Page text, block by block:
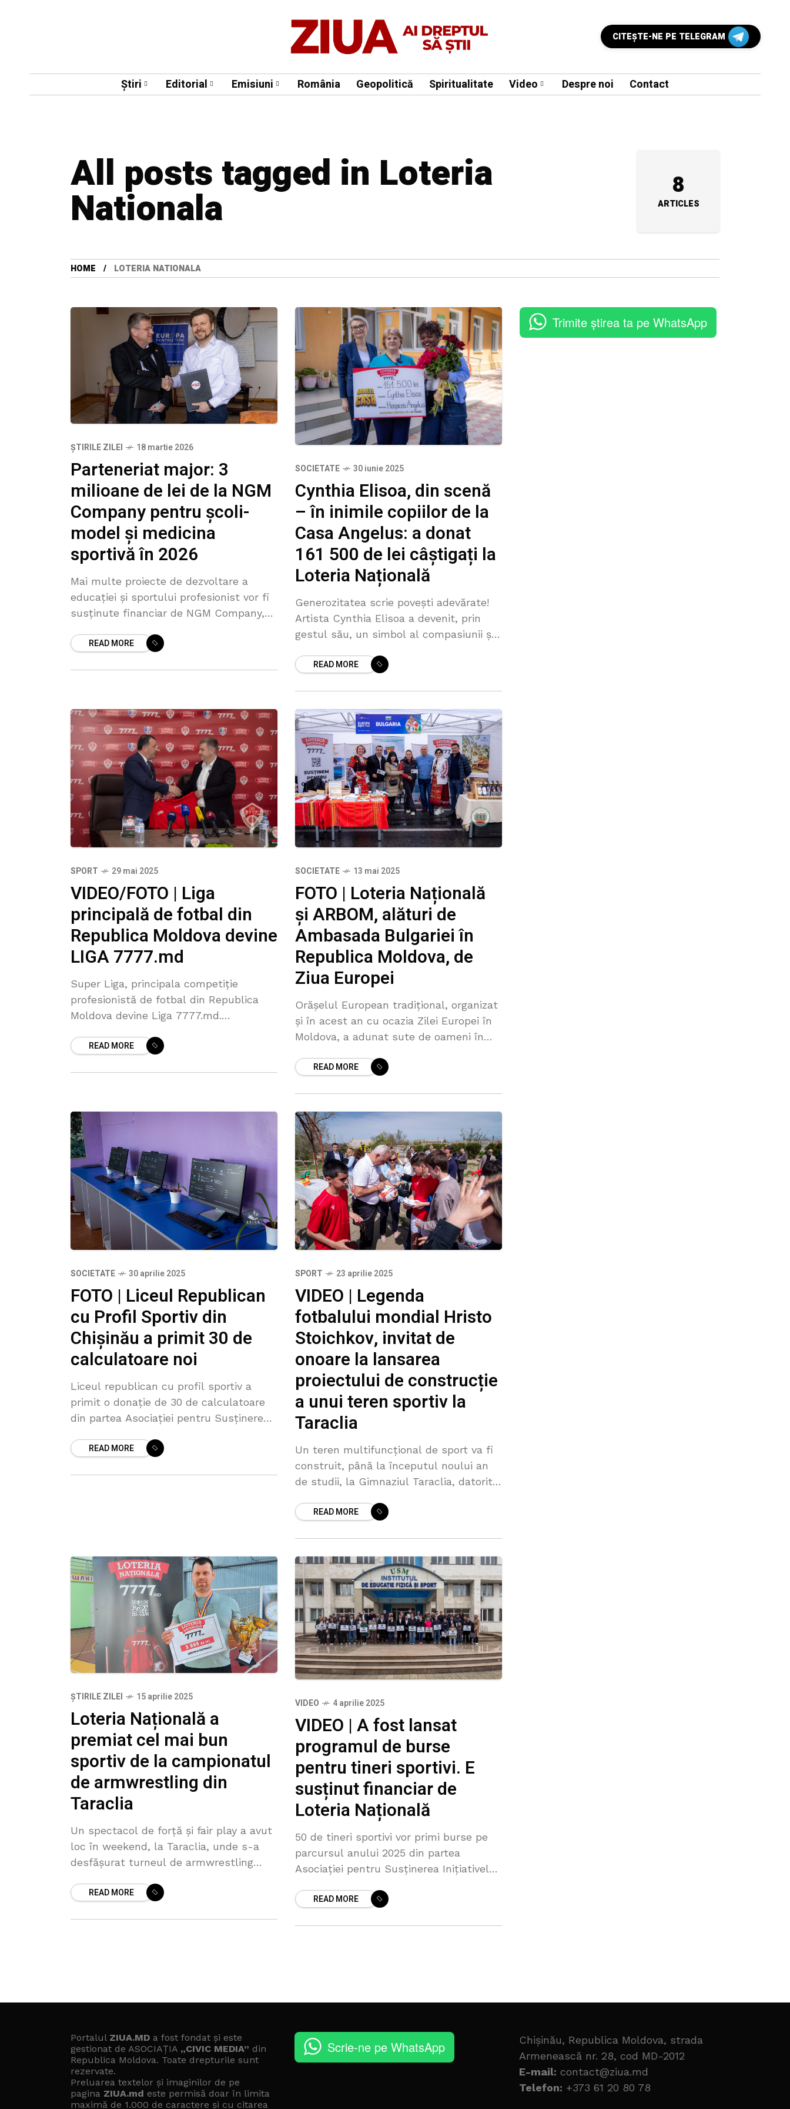
CITEŞTE-NE PE TELEGRAM
Știri Editorial Emisiuni România Geopolitică Spiritualitate Video Despre noi Contact
All posts tagged in Loteria
Nationala 8
ARTICLES
HOME LOTERIA NATIONALA
ȘTIRILE ZILEI 18 martie 2026
Parteneriat major: 3
milioane de lei de la NGM
Company pentru școli-
model și medicina
sportivă în 2026
Mai multe proiecte de dezvoltare a
educației și sportului profesionist vor fi
susținute financiar de NGM Company,
Moldovei. Un acord în acest sens a
READ MORE
SOCIETATE 30 iunie 2025
Cynthia Elisoa, din scenă
– în inimile copiilor de la
Casa Angelus: a donat
161 500 de lei câștigați la
Loteria Națională
Generozitatea scrie povești adevărate!
Artista Cynthia Elisoa a devenit, prin
gestul său, un simbol al compasiunii și
de lei în cadrul „Marelui
READ MORE
SPORT 29 mai 2025
VIDEO/FOTO | Liga
principală de fotbal din
Republica Moldova devine
LIGA 7777.md
Super Liga, principala competiție
profesionistă de fotbal din Republica
Moldova devine Liga 7777.md.
de colaborare semnat între NGM
READ MORE
SOCIETATE 13 mai 2025
FOTO | Loteria Națională
și ARBOM, alături de
Ambasada Bulgariei în
Republica Moldova, de
Ziua Europei
Orășelul European tradițional, organizat
și în acest an cu ocazia Zilei Europei în
Moldova, a adunat sute de oameni în
europene și-au amenajat
READ MORE
SOCIETATE 30 aprilie 2025
FOTO | Liceul Republican
cu Profil Sportiv din
Chișinău a primit 30 de
calculatoare noi
Liceul republican cu profil sportiv a
primit o donație de 30 de calculatoare
din partea Asociației pentru Susținerea
(A.S.I.C.S.), finanțată de Loteria
READ MORE
SPORT 23 aprilie 2025
VIDEO | Legenda
fotbalului mondial Hristo
Stoichkov, invitat de
onoare la lansarea
proiectului de construcție
a unui teren sportiv la
Taraclia
Un teren multifuncțional de sport va fi
construit, până la începutul noului an
de studii, la Gimnaziul Taraclia, datorită
Proiectul este cofinanțat de Consiliul
READ MORE
ȘTIRILE ZILEI 15 aprilie 2025
Loteria Națională a
premiat cel mai bun
sportiv de la campionatul
de armwrestling din
Taraclia
Un spectacol de forță și fair play a avut
loc în weekend, la Taraclia, unde s-a
desfășurat turneul de armwrestling
basarabean). Competiția, organizată cu
READ MORE
VIDEO 4 aprilie 2025
VIDEO | A fost lansat
programul de burse
pentru tineri sportivi. E
susținut financiar de
Loteria Națională
50 de tineri sportivi vor primi burse pe
parcursul anului 2025 din partea
Asociației pentru Susținerea Inițiativelor
finanțată de Loteria Națională. Mărimea
READ MORE
Trimite știrea ta pe WhatsApp
Portalul ZIUA.MD a fost fondat și este
gestionat de ASOCIAȚIA „CIVIC MEDIA” din
Republica Moldova. Toate drepturile sunt
rezervate.
Preluarea textelor și imaginilor de pe
pagina ZIUA.md este permisă doar în limita
maximă de 1.000 de caractere și cu citarea
Scrie-ne pe WhatsApp
Chișinău, Republica Moldova, strada
Armenească nr. 28, cod MD-2012
E-mail: contact@ziua.md
Telefon: +373 61 20 80 78